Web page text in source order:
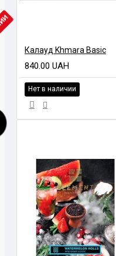
Калауд Khmara Basic
840.00 UAH
Нет в наличии